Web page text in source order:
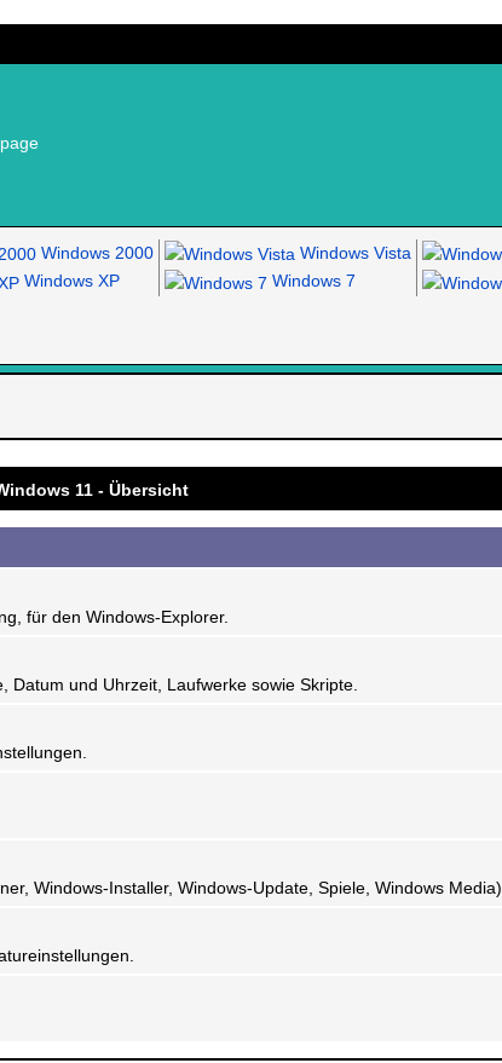
Windows 2000
Windows XP
Windows Vista
Windows 7
11 - Übersicht
für den Windows-Explorer.
und Uhrzeit, Laufwerke sowie Skripte.
Windows-Installer, Windows-Update, Spiele, Windows Media).